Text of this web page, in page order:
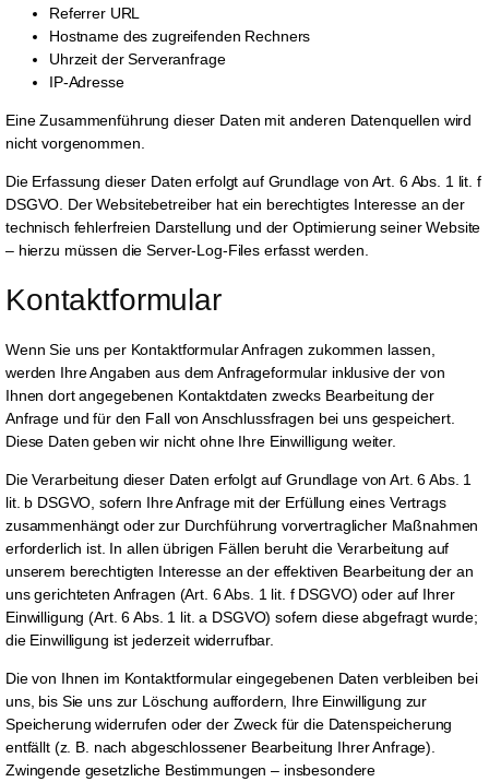
Referrer URL
Hostname des zugreifenden Rechners
Uhrzeit der Serveranfrage
IP-Adresse
Eine Zusammenführung dieser Daten mit anderen Datenquellen wird
nicht vorgenommen.
Die Erfassung dieser Daten erfolgt auf Grundlage von Art. 6 Abs. 1 lit. f
DSGVO. Der Websitebetreiber hat ein berechtigtes Interesse an der
technisch fehlerfreien Darstellung und der Optimierung seiner Website
– hierzu müssen die Server-Log-Files erfasst werden.
Kontaktformular
Wenn Sie uns per Kontaktformular Anfragen zukommen lassen,
werden Ihre Angaben aus dem Anfrageformular inklusive der von
Ihnen dort angegebenen Kontaktdaten zwecks Bearbeitung der
Anfrage und für den Fall von Anschlussfragen bei uns gespeichert.
Diese Daten geben wir nicht ohne Ihre Einwilligung weiter.
Die Verarbeitung dieser Daten erfolgt auf Grundlage von Art. 6 Abs. 1
lit. b DSGVO, sofern Ihre Anfrage mit der Erfüllung eines Vertrags
zusammenhängt oder zur Durchführung vorvertraglicher Maßnahmen
erforderlich ist. In allen übrigen Fällen beruht die Verarbeitung auf
unserem berechtigten Interesse an der effektiven Bearbeitung der an
uns gerichteten Anfragen (Art. 6 Abs. 1 lit. f DSGVO) oder auf Ihrer
Einwilligung (Art. 6 Abs. 1 lit. a DSGVO) sofern diese abgefragt wurde;
die Einwilligung ist jederzeit widerrufbar.
Die von Ihnen im Kontaktformular eingegebenen Daten verbleiben bei
uns, bis Sie uns zur Löschung auffordern, Ihre Einwilligung zur
Speicherung widerrufen oder der Zweck für die Datenspeicherung
entfällt (z. B. nach abgeschlossener Bearbeitung Ihrer Anfrage).
Zwingende gesetzliche Bestimmungen – insbesondere